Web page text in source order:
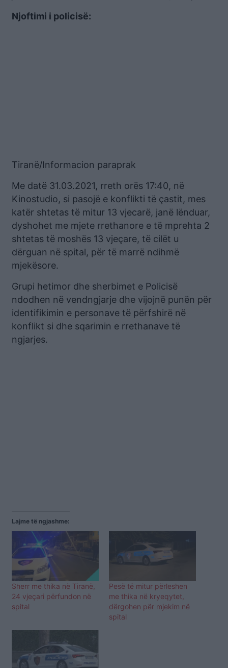
Njoftimi i policisë:
Tiranë/Informacion paraprak
Me datë 31.03.2021, rreth orës 17:40, në
Kinostudio, si pasojë e konflikti të çastit, mes
katër shtetas të mitur 13 vjecarë, janë lënduar,
dyshohet me mjete rrethanore e të mprehta 2
shtetas të moshës 13 vjeçare, të cilët u
dërguan në spital, për të marrë ndihmë
mjekësore.
Grupi hetimor dhe sherbimet e Policisë
ndodhen në vendngjarje dhe vijojnë punën për
identifikimin e personave të përfshirë në
konflikt si dhe sqarimin e rrethanave të
ngjarjes.
Lajme të ngjashme:
Sherr me thika në Tiranë,
24 vjeçari përfundon në
spital
Pesë të mitur përleshen
me thika në kryeqytet,
dërgohen për mjekim në
spital